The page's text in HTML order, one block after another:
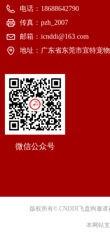
电话： 18688642790
传真： pzh_2007
邮箱： icnddi@163.com
地址： 广东省东莞市宜特宠
微信公众号
版权所有© CNDDI飞盘狗邀请
本网站